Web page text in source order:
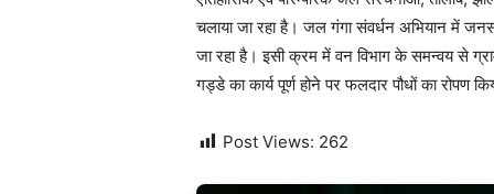
चलाया जा रहा है। जल गंगा संवर्धन अभियान में
जा रहा है। इसी क्रम में वन विभाग के समन्वय से
गड्डे का कार्य पूर्ण होने पर फलदार पौधों का रोपण
Post Views: 262